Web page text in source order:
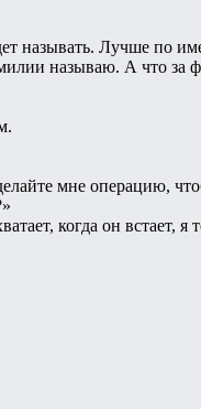
называть. Лучше по
называю. А что за
мне операцию,
когда он встает, я